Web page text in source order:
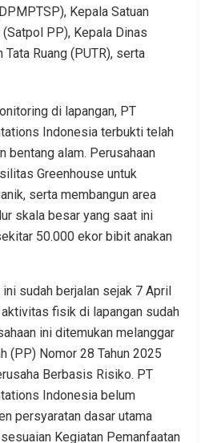
Kepala Satuan
PP), Kepala Dinas
Tata Ruang (PUTR), serta
di lapangan, PT
Indonesia terbukti telah
bentang alam. Perusahaan
Greenhouse untuk
serta membangun area
skala besar yang saat ini
50.000 ekor bibit anakan
sudah berjalan sejak 7 April
fisik di lapangan sudah
ini ditemukan melanggar
(PP) Nomor 28 Tahun 2025
Berbasis Risiko. PT
Indonesia belum
persyaratan dasar utama
Kegiatan Pemanfaatan